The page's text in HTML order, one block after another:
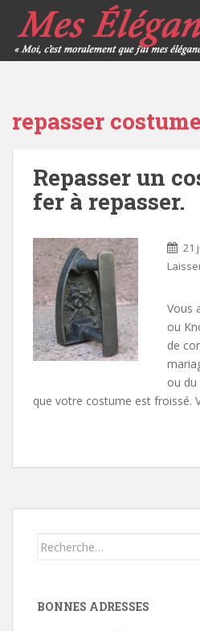
repasser costume
Repasser un
fer à repasser.
21
Vous
ou
de
ou
que votre costume est froissé.
Search
BONNES ADRESSES